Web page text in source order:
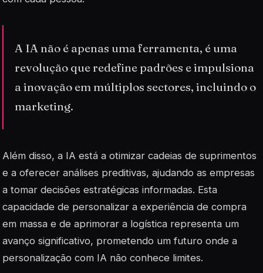
A IA não é apenas uma ferramenta, é uma
revolução que redefine padrões e impulsiona
a inovação em múltiplos sectores, incluindo o
marketing.
Além disso, a IA está a otimizar cadeias de suprimentos
e a oferecer análises preditivas, ajudando as empresas
a tomar decisões estratégicas informadas. Esta
capacidade de personalizar a experiência de compra
em massa e de aprimorar a logística representa um
avanço significativo, prometendo um futuro onde a
personalização com IA não conhece limites.